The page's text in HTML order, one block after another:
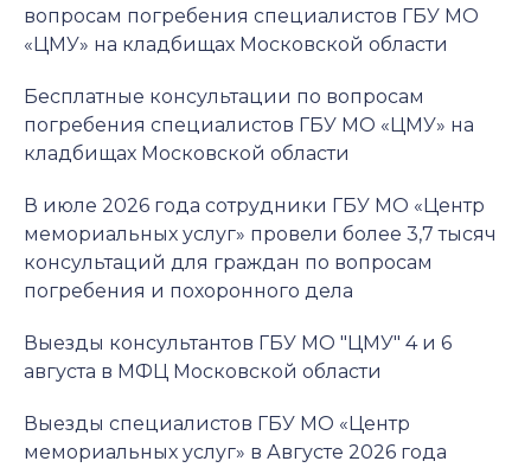
вопросам погребения специалистов ГБУ МО
«ЦМУ» на кладбищах Московской области
Бесплатные консультации по вопросам
погребения специалистов ГБУ МО «ЦМУ» на
кладбищах Московской области
В июле 2026 года сотрудники ГБУ МО «Центр
мемориальных услуг» провели более 3,7 тысяч
консультаций для граждан по вопросам
погребения и похоронного дела
Выезды консультантов ГБУ МО "ЦМУ" 4 и 6
августа в МФЦ Московской области
Выезды специалистов ГБУ МО «Центр
мемориальных услуг» в Августе 2026 года